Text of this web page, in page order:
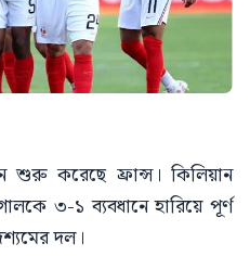
শুরু করেছে ফ্রান্স। কিলিয়ান
৩-১ ব্যবধানে হারিয়ে পূর্ণ
দল।